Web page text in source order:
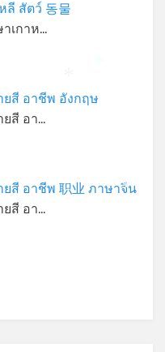
ลี สัตว์ 동물
เกาห…
ยสี อาชีพ อังกฤษ
ยสี อา…
ยสี อาชีพ 职业 ภาษาจีน
ยสี อา…
*